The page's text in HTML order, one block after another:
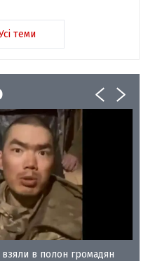
теми
взяли в полон громадян